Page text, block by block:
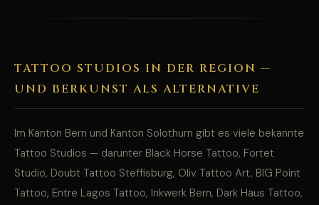
TATTOO STUDIOS IN DER REGION —
UND BERKUNST ALS ALTERNATIVE
Im Kanton Bern und Kanton Solothurn gibt es viele bekannte
Tattoo Studios — darunter Black Horse Tattoo, Fortet
Studio, Doubt Tattoo Steffisburg, Oliv Tattoo Art, BIG Point
Tattoo, Entre Lagos Tattoo, Inkwerk Bern, Dark Haus Tattoo,